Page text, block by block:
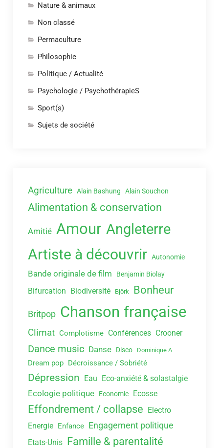
Nature & animaux
Non classé
Permaculture
Philosophie
Politique / Actualité
Psychologie / PsychothérapieS
Sport(s)
Sujets de société
Agriculture Alain Bashung Alain Souchon
Alimentation & conservation
Amitié Amour Angleterre
Artiste à découvrir Autonomie
Bande originale de film Benjamin Biolay
Bifurcation Biodiversité Björk Bonheur
Britpop Chanson française
Climat Complotisme Conférences Crooner
Dance music Danse Disco Dominique A
Dream pop Décroissance / Sobriété
Dépression Eau Eco-anxiété & solastalgie
Ecologie politique Economie Ecosse
Effondrement / collapse Electro
Energie Enfance Engagement politique
Etats-Unis Famille & parentalité